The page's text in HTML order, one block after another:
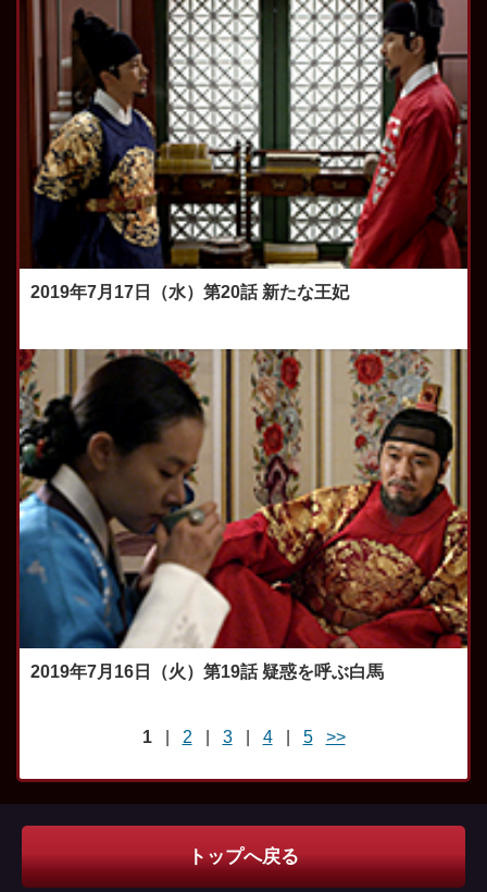
2019年7月17日（水）第20話 新たな王妃
2019年7月16日（火）第19話 疑惑を呼ぶ白馬
1| 2 3| 4| 5 >>
トップへ戻る